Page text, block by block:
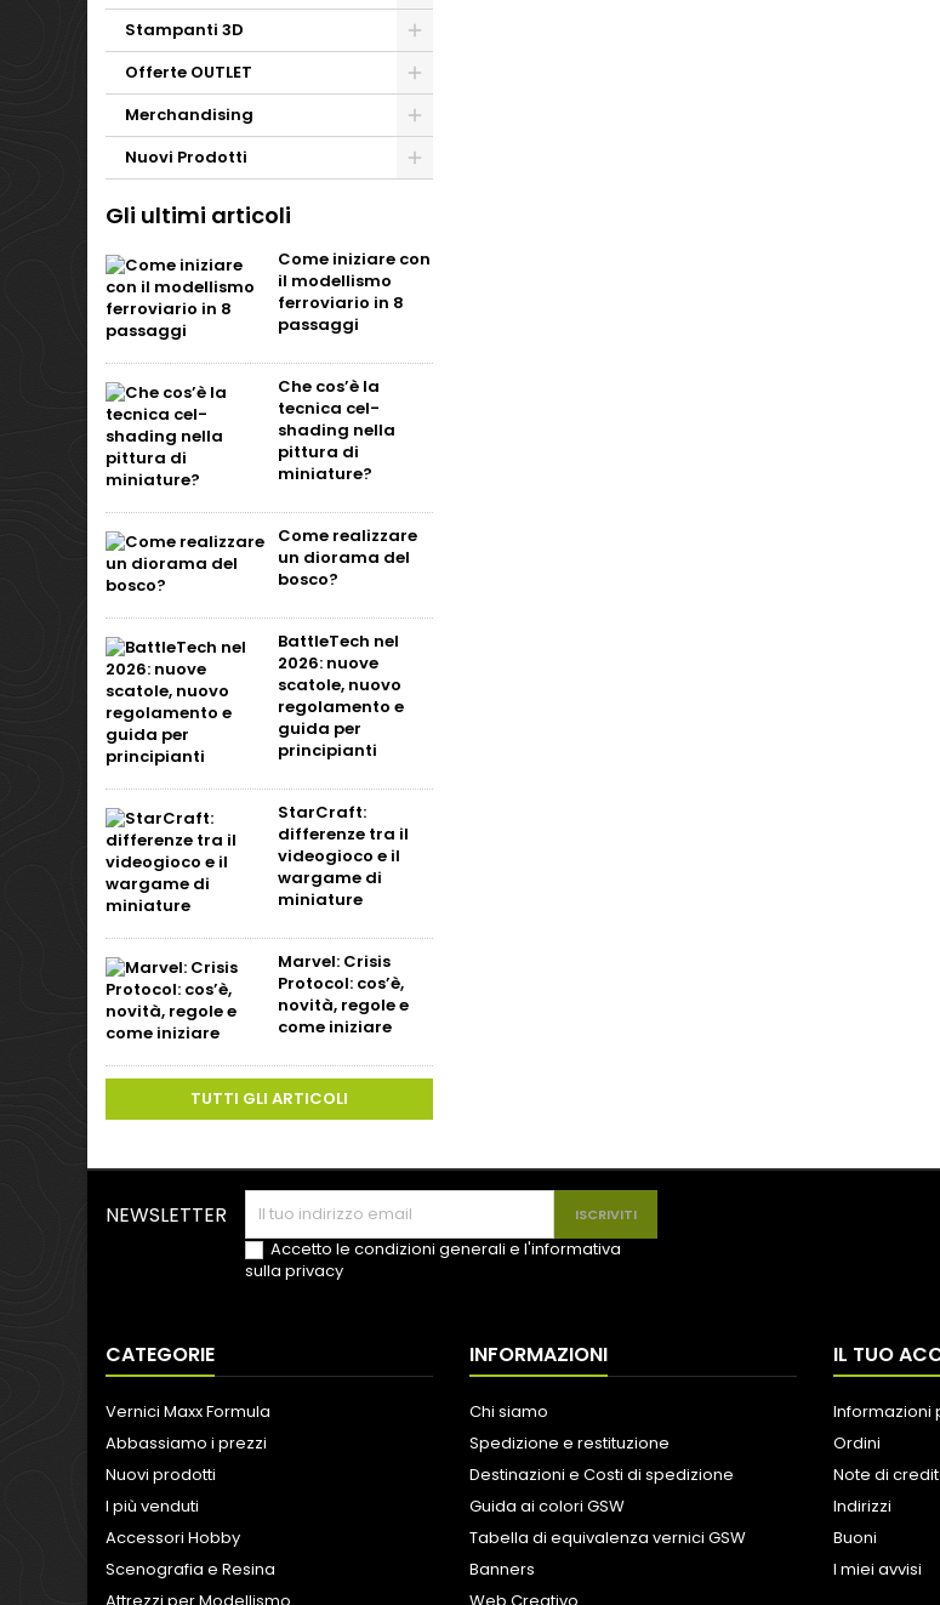
Stampanti 3D
Offerte OUTLET
Merchandising
Nuovi Prodotti
Gli ultimi articoli
Come iniziare con
il modellismo
ferroviario in 8
passaggi
Che cos’è la
tecnica cel-
shading nella
pittura di
miniature?
Come realizzare
un diorama del
bosco?
BattleTech nel
2026: nuove
scatole, nuovo
regolamento e
guida per
principianti
StarCraft:
differenze tra il
videogioco e il
wargame di
miniature
Marvel: Crisis
Protocol: cos’è,
novità, regole e
come iniziare
TUTTI GLI ARTICOLI
NEWSLETTER
Accetto le condizioni generali e l'informativa
sulla privacy
CATEGORIE
Vernici Maxx Formula
Abbassiamo i prezzi
Nuovi prodotti
I più venduti
Accessori Hobby
Scenografia e Resina
INFORMAZIONI
Chi siamo
Spedizione e restituzione
Destinazioni e Costi di spedizione
Guida ai colori GSW
Tabella di equivalenza vernici GSW
Banners
IL TUO
Informazioni
Ordini
Note di
Indirizzi
Buoni
I miei avvisi